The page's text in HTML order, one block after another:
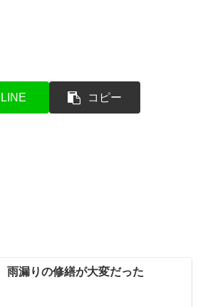
LINE コピー
雨漏りの修繕が大変だった